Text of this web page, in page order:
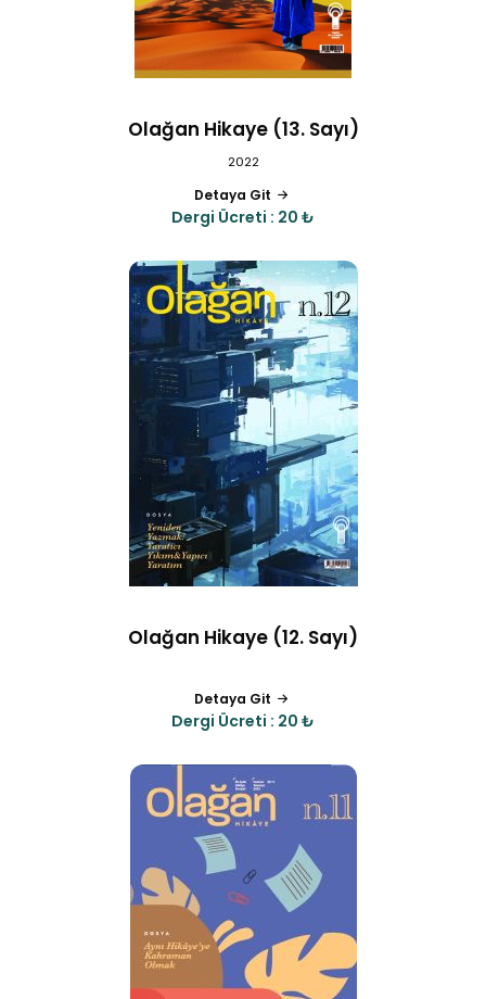
Olağan Hikaye (13. Sayı)
2022
Detaya Git
Dergi Ücreti : 20 ₺
Olağan Hikaye (12. Sayı)
Detaya Git
Dergi Ücreti : 20 ₺